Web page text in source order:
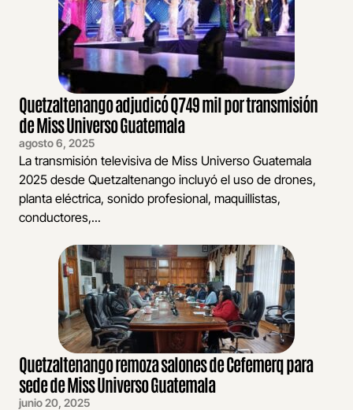
Quetzaltenango adjudicó Q749 mil por transmisión
de Miss Universo Guatemala
agosto 6, 2025
La transmisión televisiva de Miss Universo Guatemala
2025 desde Quetzaltenango incluyó el uso de drones,
planta eléctrica, sonido profesional, maquillistas,
conductores,...
Quetzaltenango remoza salones de Cefemerq para
sede de Miss Universo Guatemala
junio 20, 2025